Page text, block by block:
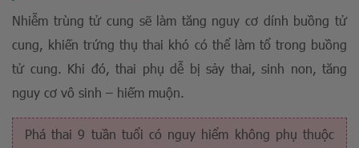
Nhiễm trùng tử cung sẽ làm tăng nguy cơ dính buồng tử
cung, khiến trứng thụ thai khó có thể làm tổ trong buồng
tử cung. Khi đó, thai phụ dễ bị sảy thai, sinh non, tăng
nguy cơ vô sinh – hiếm muộn.
Phá thai 9 tuần tuổi có nguy hiểm không phụ thuộc